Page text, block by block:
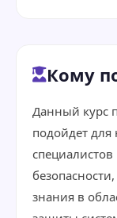
Кому
Данный курс
подойдет
знания в